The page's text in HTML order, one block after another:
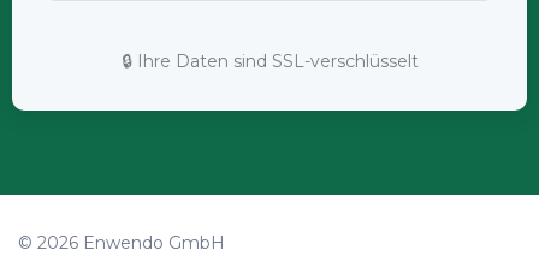
🔒 Ihre Daten sind SSL-verschlüsselt
© 2026 Enwendo GmbH